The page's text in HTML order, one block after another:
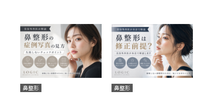
鼻整形 鼻整形